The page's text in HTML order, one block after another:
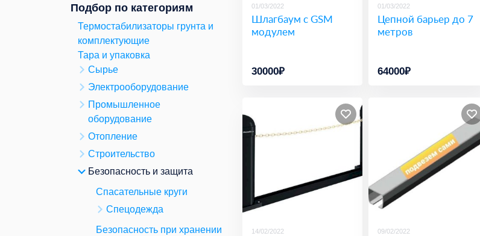
Подбор по категориям
Термостабилизаторы грунта и
комплектующие
Тара и упаковка
Сырье
Электрооборудование
Промышленное
оборудование
Отопление
Строительство
Безопасность и защита
Спасательные круги
Спецодежда
Безопасность при хранении
01/03/2022
Шлагбаум с GSM
модулем
30000₽
01/03/2022
Цепной барьер до 7
метров
64000₽
14/02/2022 09/02/2022